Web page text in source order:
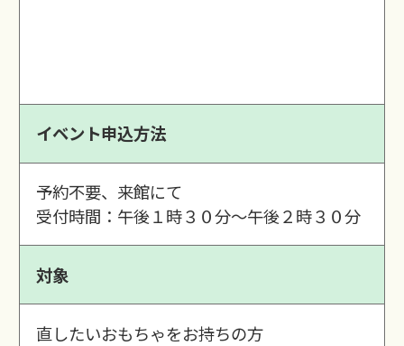
イベント申込方法
予約不要、来館にて
受付時間：午後１時３０分～午後２時３０分
対象
直したいおもちゃをお持ちの方